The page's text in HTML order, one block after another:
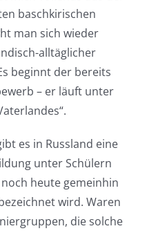
baschkirischen
man sich wieder
alltäglicher
beginnt der bereits
– er läuft unter
es in Russland eine
unter Schülern
heute gemeinhin
wird. Waren
die solche